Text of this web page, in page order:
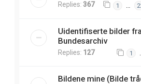
Replies: 367 1
Uidentifiserte bilder fra
Bundesarchiv
Replies: 127 1
Bildene mine (Bilde